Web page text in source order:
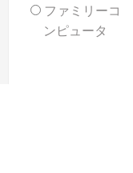
ファミリーコ
ンピュータ